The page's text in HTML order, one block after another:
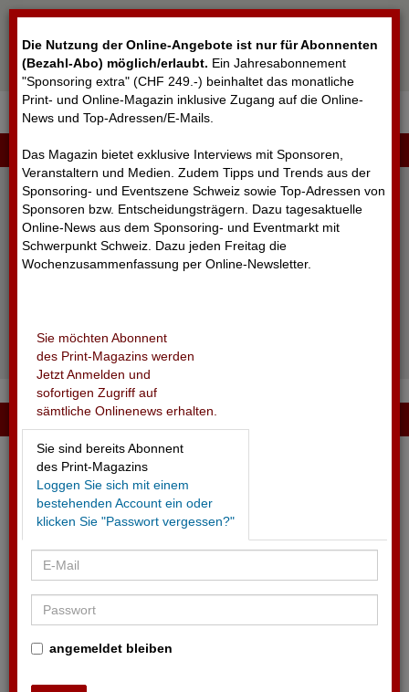
Die Nutzung der Online-Angebote ist nur für Abonnenten
(Bezahl-Abo) möglich/erlaubt. Ein Jahresabonnement
"Sponsoring extra" (CHF 249.-) beinhaltet das monatliche
Print- und Online-Magazin inklusive Zugang auf die Online-
News und Top-Adressen/E-Mails.
Das Magazin bietet exklusive Interviews mit Sponsoren,
Veranstaltern und Medien. Zudem Tipps und Trends aus der
Sponsoring- und Eventszene Schweiz sowie Top-Adressen von
Sponsoren bzw. Entscheidungsträgern. Dazu tagesaktuelle
Online-News aus dem Sponsoring- und Eventmarkt mit
Schwerpunkt Schweiz. Dazu jeden Freitag die
Wochenzusammenfassung per Online-Newsletter.
Sie möchten Abonnent
des Print-Magazins werden
Jetzt Anmelden und
sofortigen Zugriff auf
sämtliche Onlinenews erhalten.
Sie sind bereits Abonnent
des Print-Magazins
Loggen Sie sich mit einem
bestehenden Account ein oder
klicken Sie "Passwort vergessen?"
angemeldet bleiben
LOGIN
Passwort vergessen?
Noch nicht registriert?
02.05.2026 - GRASSHOPPERS
In der Krise neuen Sponsor gefunden
Cookie-Einstellungen